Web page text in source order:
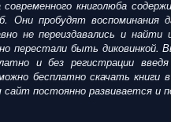
книголюба
пробудят воспоминания
не переиздавались и
быть диковинкой.
и без регистрации
бесплатноскачатькниги
постоянно развивается